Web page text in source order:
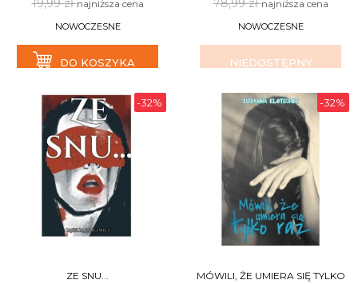
19,99 złnajniższa cena
NOWOCZESNE
DO KOSZYKA
78,99 złnajniższa cena
NOWOCZESNE
NIEDOSTĘPNY
-32%
ZE SNU...
-32%
MÓWILI, ŻE UMIERA SIĘ TYLKO